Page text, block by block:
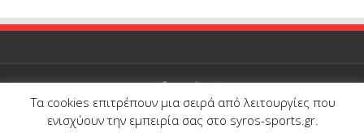
© Copyright 2026, All Rights Reserved |Syros-Sports.gr| Proudly
developed and hosted by Onedot
Τα cookies επιτρέπουν μια σειρά από λειτουργίες που
ενισχύουν την εμπειρία σας στο syros-sports.gr.